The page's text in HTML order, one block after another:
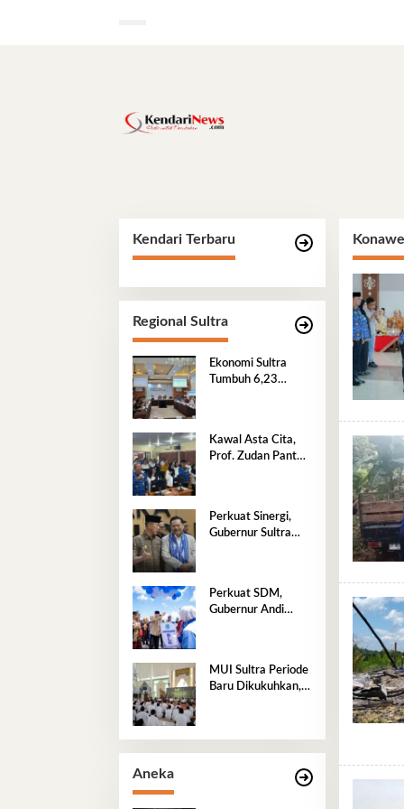
Kendari Terbaru
Regional Sultra
Ekonomi Sultra
Tumbuh 6,23
Kawal Asta Cita,
Prof. Zudan Pantau
Perkuat Sinergi,
Gubernur Sultra
Perkuat SDM,
Gubernur Andi
MUI Sultra Periode
Baru Dikukuhkan,
Persatuan
Aneka